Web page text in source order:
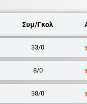
Συμ/Γκολ
33/0
8/0
38/0